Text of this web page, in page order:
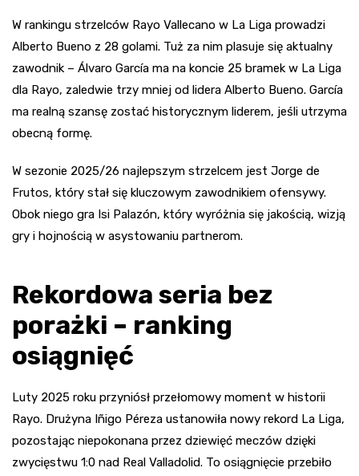
W rankingu strzelców Rayo Vallecano w La Liga prowadzi
Alberto Bueno z 28 golami. Tuż za nim plasuje się aktualny
zawodnik – Álvaro García ma na koncie 25 bramek w La Liga
dla Rayo, zaledwie trzy mniej od lidera Alberto Bueno. García
ma realną szansę zostać historycznym liderem, jeśli utrzyma
obecną formę.
W sezonie 2025/26 najlepszym strzelcem jest Jorge de
Frutos, który stał się kluczowym zawodnikiem ofensywy.
Obok niego gra Isi Palazón, który wyróżnia się jakością, wizją
gry i hojnością w asystowaniu partnerom.
Rekordowa seria bez
porażki – ranking
osiągnięć
Luty 2025 roku przyniósł przełomowy moment w historii
Rayo. Drużyna Iñigo Péreza ustanowiła nowy rekord La Liga,
pozostając niepokonana przez dziewięć meczów dzięki
zwycięstwu 1:0 nad Real Valladolid. To osiągnięcie przebiło